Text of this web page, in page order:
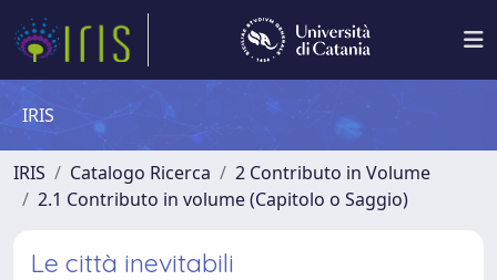
IRIS
IRIS Catalogo Ricerca
2 Contributo in Volume
2.1 Contributo in volume (Capitolo o Saggio)
Le città inevitabili